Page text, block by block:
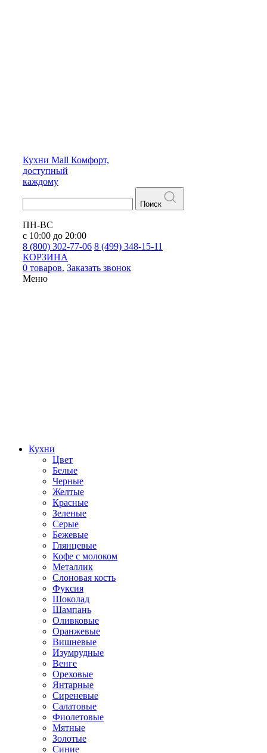
Кухни Mall Комфорт,
доступный
каждому
Поиск
ПН-ВС
с 10:00 до 20:00
8 (800) 302-77-06 8 (499) 348-15-11
КОРЗИНА
0 товаров. Заказать звонок
Меню
Кухни
Цвет
Белые
Черные
Желтые
Красные
Зеленые
Серые
Бежевые
Глянцевые
Кофе с молоком
Металлик
Слоновая кость
Фуксия
Шоколад
Шампань
Оливковые
Оранжевые
Вишневые
Изумрудные
Венге
Ореховые
Янтарные
Сиреневые
Салатовые
Фиолетовые
Мятные
Золотые
Синие